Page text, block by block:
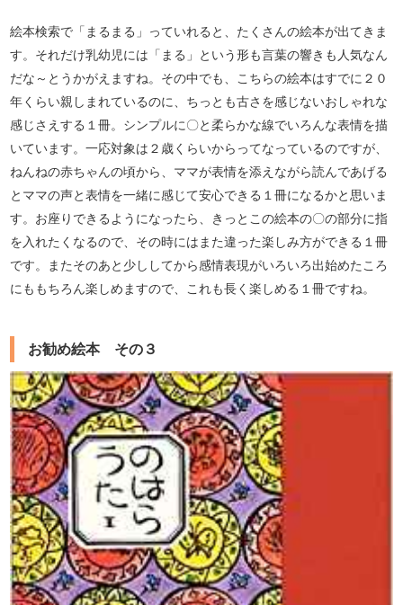
絵本検索で「まるまる」っていれると、たくさんの絵本が出てきま
す。それだけ乳幼児には「まる」という形も言葉の響きも人気なん
だな～とうかがえますね。その中でも、こちらの絵本はすでに２０
年くらい親しまれているのに、ちっとも古さを感じないおしゃれな
感じさえする１冊。シンプルに〇と柔らかな線でいろんな表情を描
いています。一応対象は２歳くらいからってなっているのですが、
ねんねの赤ちゃんの頃から、ママが表情を添えながら読んであげる
とママの声と表情を一緒に感じて安心できる１冊になるかと思いま
す。お座りできるようになったら、きっとこの絵本の〇の部分に指
を入れたくなるので、その時にはまた違った楽しみ方ができる１冊
です。またそのあと少ししてから感情表現がいろいろ出始めたころ
にももちろん楽しめますので、これも長く楽しめる１冊ですね。
お勧め絵本 その３